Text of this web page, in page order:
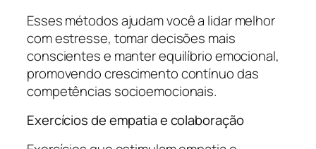
Esses métodos ajudam você a lidar melhor
com estresse, tomar decisões mais
conscientes e manter equilíbrio emocional,
promovendo crescimento contínuo das
competências socioemocionais.
Exercícios de empatia e colaboração